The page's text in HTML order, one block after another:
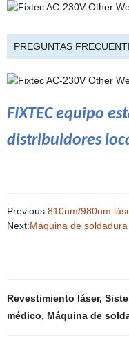
PREGUNTAS
FIXTEC equipo
distribuidores
Previous:810nm/980nm
Next:Máquina de
Revestimiento láser,
médico, Máquina de